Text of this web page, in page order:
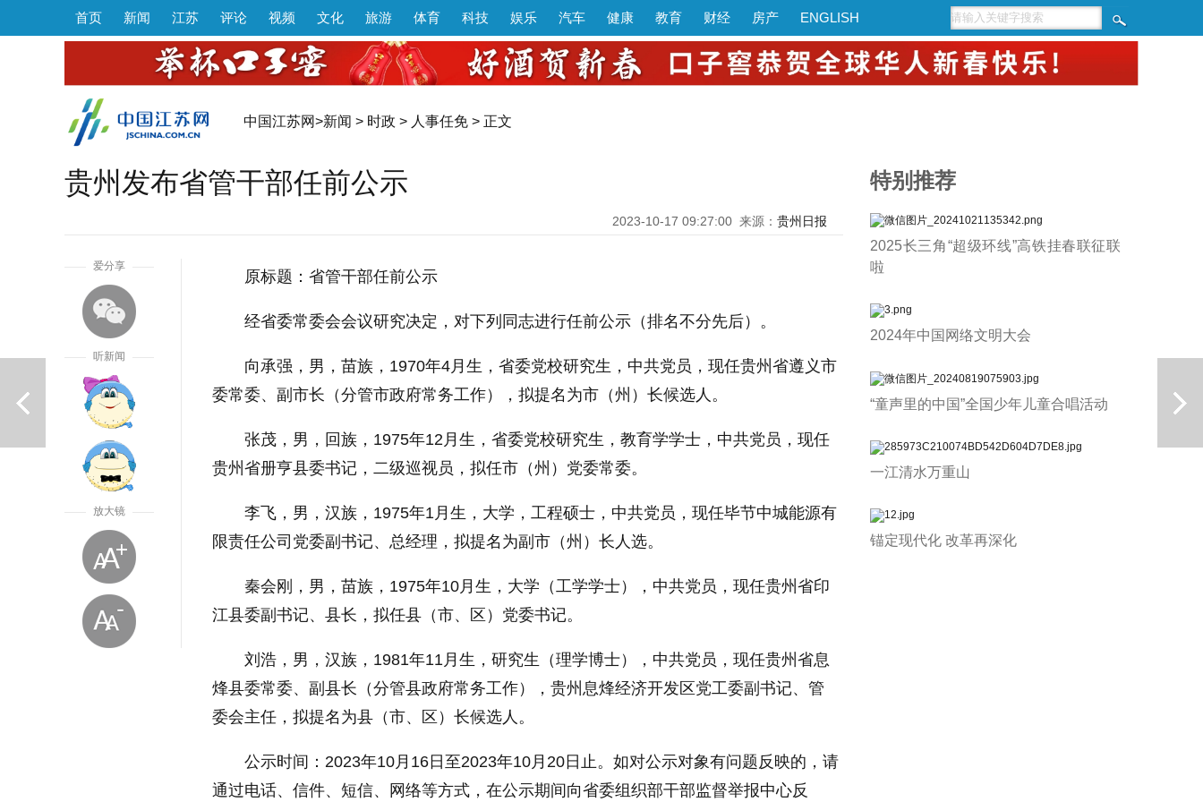
首页 新闻 江苏 评论 视频 文化 旅游 体育 科技 娱乐 汽车 健康 教育 财经 房产 ENGLISH
中国江苏网>新闻 > 时政 > 人事任免 > 正文
贵州发布省管干部任前公示
2023-10-17 09:27:00 来源： 贵州日报
爱分享
听新闻
放大镜
原标题：省管干部任前公示
经省委常委会会议研究决定，对下列同志进行任前公示（排名不分先后）。
向承强，男，苗族，1970年4月生，省委党校研究生，中共党员，现任贵州省遵义市
委常委、副市长（分管市政府常务工作），拟提名为市（州）长候选人。
张茂，男，回族，1975年12月生，省委党校研究生，教育学学士，中共党员，现任
贵州省册亨县委书记，二级巡视员，拟任市（州）党委常委。
李飞，男，汉族，1975年1月生，大学，工程硕士，中共党员，现任毕节中城能源有
限责任公司党委副书记、总经理，拟提名为副市（州）长人选。
秦会刚，男，苗族，1975年10月生，大学（工学学士），中共党员，现任贵州省印
江县委副书记、县长，拟任县（市、区）党委书记。
刘浩，男，汉族，1981年11月生，研究生（理学博士），中共党员，现任贵州省息
烽县委常委、副县长（分管县政府常务工作），贵州息烽经济开发区党工委副书记、管
委会主任，拟提名为县（市、区）长候选人。
公示时间：2023年10月16日至2023年10月20日止。如对公示对象有问题反映的，请
通过电话、信件、短信、网络等方式，在公示期间向省委组织部干部监督举报中心反
特别推荐
2025长三角“超级环线”高铁挂春联征联
啦
2024年中国网络文明大会
“童声里的中国”全国少年儿童合唱活动
一江清水万重山
锚定现代化 改革再深化